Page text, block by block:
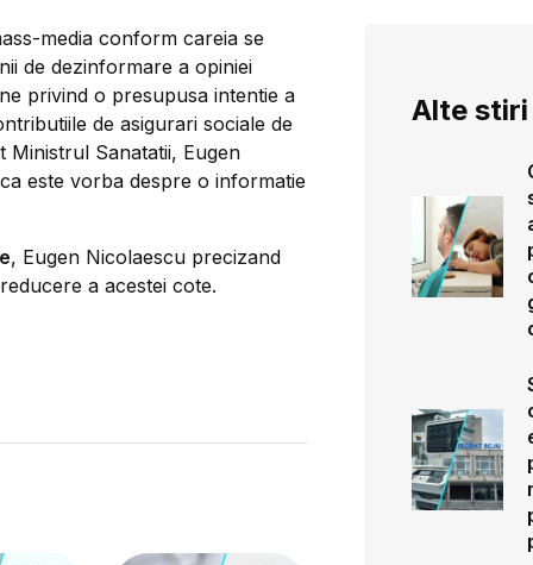
media conform careia se
de dezinformare a opiniei
privind o presupusa intentie a
de asigurari sociale de
Ministrul Sanatatii, Eugen
este vorba despre o informatie
, Eugen Nicolaescu precizand
a acestei cote.
Alte stiri